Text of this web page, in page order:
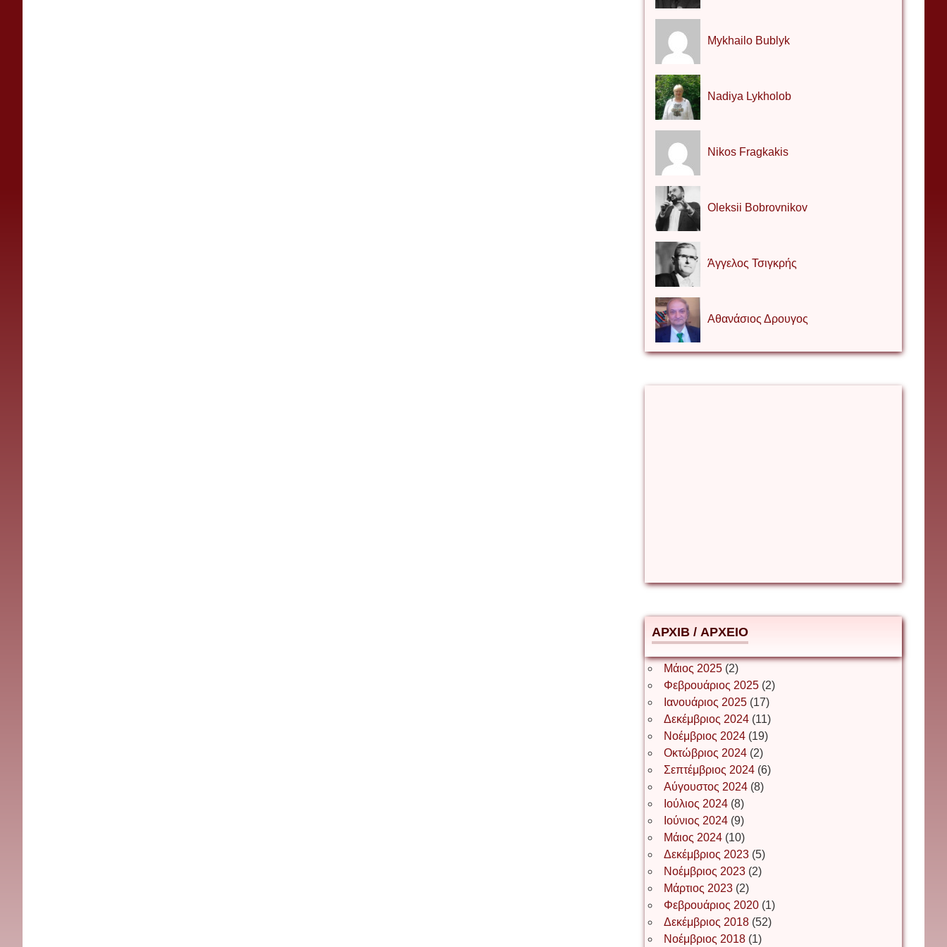
Mykhailo Bublyk
Nadiya Lykholob
Nikos Fragkakis
Oleksii Bobrovnikov
Άγγελος Τσιγκρής
Αθανάσιος Δρουγος
Δημήτριος Ζακοντινός
ΕΥΑΓΓΕΛΟΣ ΜΩΚΟΣ
Ιωάννης Σ. Παπαφλωράτος
ΝΙΚΟΣ ΓΑΤΟΣ
Νίκος Λυγερός
АРХІВ / ΑΡΧΕΙΟ
Μάιος 2025 (2)
Φεβρουάριος 2025 (2)
Ιανουάριος 2025 (17)
Δεκέμβριος 2024 (11)
Νοέμβριος 2024 (19)
Οκτώβριος 2024 (2)
Σεπτέμβριος 2024 (6)
Αύγουστος 2024 (8)
Ιούλιος 2024 (8)
Ιούνιος 2024 (9)
Μάιος 2024 (10)
Δεκέμβριος 2023 (5)
Νοέμβριος 2023 (2)
Μάρτιος 2023 (2)
Φεβρουάριος 2020 (1)
Δεκέμβριος 2018 (52)
Νοέμβριος 2018 (1)